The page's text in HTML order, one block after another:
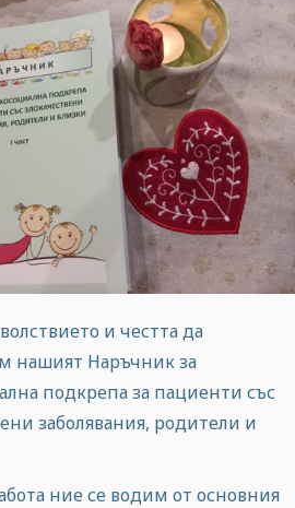
и честта да
нашият Наръчник за
подкрепа за пациенти със
заболявания, родители и
ние се водим от основния